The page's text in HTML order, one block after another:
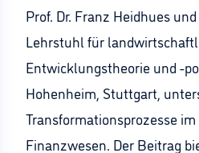
Prof. Dr. Franz Heidhues
Lehrstuhl für
Entwicklungstheorie und -
Hohenheim, Stuttgart,
Transformationsprozesse
Finanzwesen. Der Beitrag